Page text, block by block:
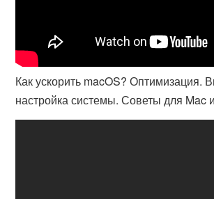
Как ускорить macOS? Оптимизация.
настройка системы. Советы для Mac